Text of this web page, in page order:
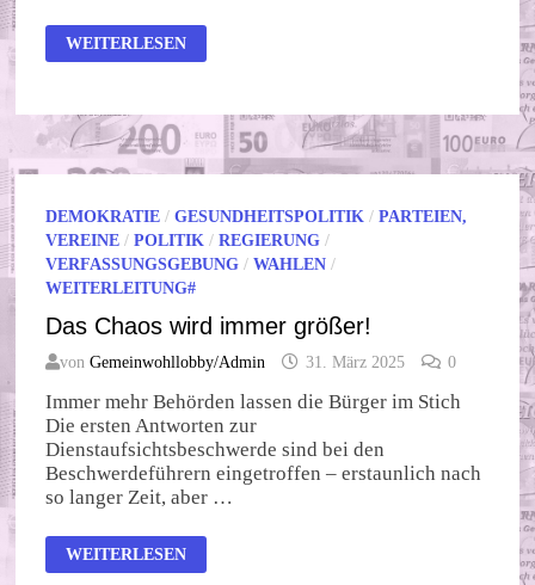
AUFWACHEN
–
WEITERLESEN
DEMOKRATIE /GESUNDHEITSPOLITIK /PARTEIEN,
VEREINE /POLITIK /REGIERUNG /
VERFASSUNGSGEBUNG /WAHLEN /
WEITERLEITUNG#
Das Chaos wird immer größer!
vonGemeinwohllobby/Admin 31. März 2025 0
Immer mehr Behörden lassen die Bürger im Stich
Die ersten Antworten zur
Dienstaufsichtsbeschwerde sind bei den
Beschwerdeführern eingetroffen – erstaunlich nach
so langer Zeit, aber …
DAS
CHAOS
WEITERLESEN